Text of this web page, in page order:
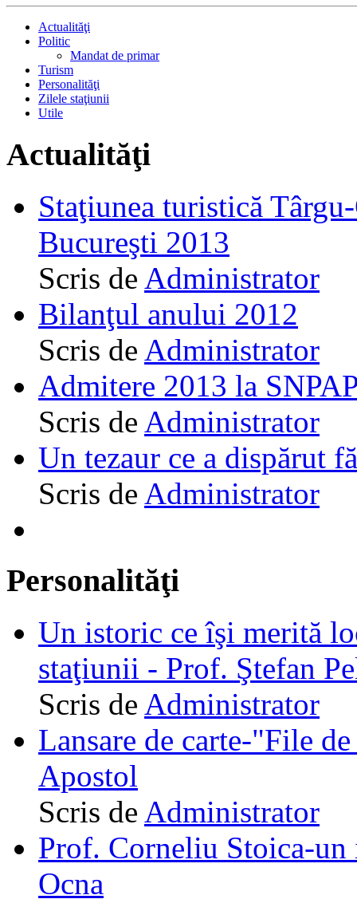
Actualităţi
Politic
Mandat de primar
Turism
Personalităţi
Zilele staţiunii
Utile
Actualităţi
Staţiunea turistică
Bucureşti 2013
Scris de Administrator
Bilanţul anului 2012
Scris de Administrator
Admitere 2013 la
Scris de Administrator
Un tezaur ce a dispărut
Scris de Administrator
Personalităţi
Un istoric ce îşi merită
staţiunii - Prof. Ştefan
Scris de Administrator
Lansare de carte-"File
Apostol
Scris de Administrator
Prof. Corneliu Stoica-
Ocna